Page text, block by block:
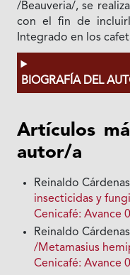
/Beauveria/, se
con el fin de
Integrado en los
BIOGRAFÍA DEL
Artículos
autor/a
Reinaldo
insecticidas y
Cenicafé: Avance
Reinaldo
/Metamasius
Cenicafé: Avance